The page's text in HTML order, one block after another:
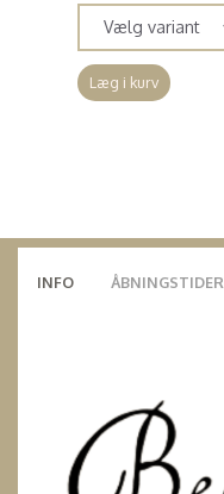
Læg i kurv
INFO ÅBNINGSTIDER